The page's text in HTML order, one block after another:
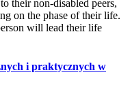
their non-disabled peers,
on the phase of their life.
will lead their life
i praktycznych w